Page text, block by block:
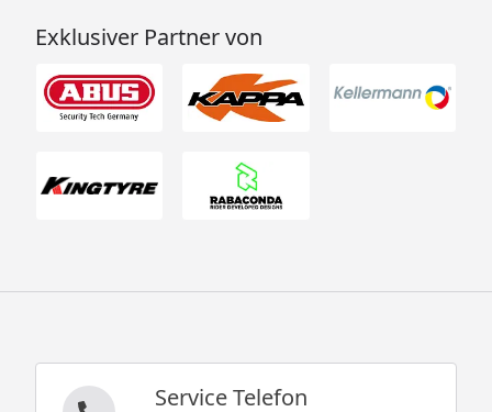
Exklusiver Partner von
Service Telefon